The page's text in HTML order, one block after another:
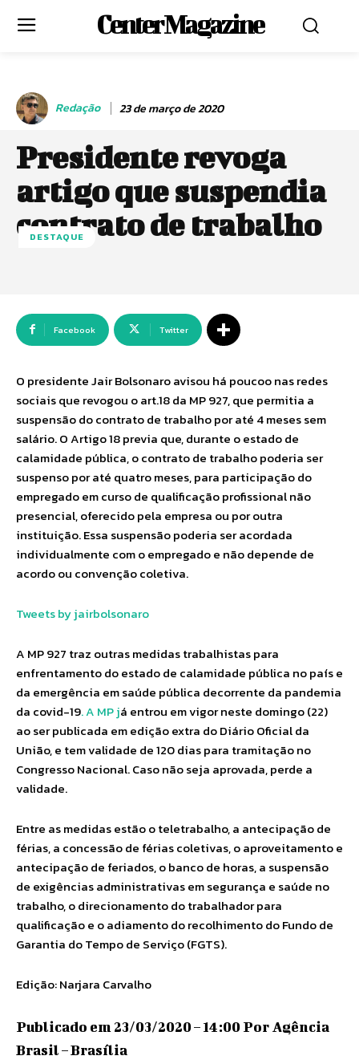
Center Magazine
Redação 23 de março de 2020
Presidente revoga
artigo que suspendia
contrato de trabalho
DESTAQUE
Facebook Twitter
O presidente Jair Bolsonaro avisou há poucoo nas redes
sociais que revogou o art.18 da MP 927, que permitia a
suspensão do contrato de trabalho por até 4 meses sem
salário. O Artigo 18 previa que, durante o estado de
calamidade pública, o contrato de trabalho poderia ser
suspenso por até quatro meses, para participação do
empregado em curso de qualificação profissional não
presencial, oferecido pela empresa ou por outra
instituição. Essa suspensão poderia ser acordada
individualmente com o empregado e não depende de
acordo ou convenção coletiva.
Tweets by jairbolsonaro
A MP 927 traz outras medidas trabalhistas para
enfrentamento do estado de calamidade pública no país e
da emergência em saúde pública decorrente da pandemia
da covid-19. A MP já entrou em vigor neste domingo (22)
ao ser publicada em edição extra do Diário Oficial da
União, e tem validade de 120 dias para tramitação no
Congresso Nacional. Caso não seja aprovada, perde a
validade.
Entre as medidas estão o teletrabalho, a antecipação de
férias, a concessão de férias coletivas, o aproveitamento e
antecipação de feriados, o banco de horas, a suspensão
de exigências administrativas em segurança e saúde no
trabalho, o direcionamento do trabalhador para
qualificação e o adiamento do recolhimento do Fundo de
Garantia do Tempo de Serviço (FGTS).
Edição: Narjara Carvalho
Publicado em 23/03/2020 – 14:00 Por Agência
Brasil – Brasília